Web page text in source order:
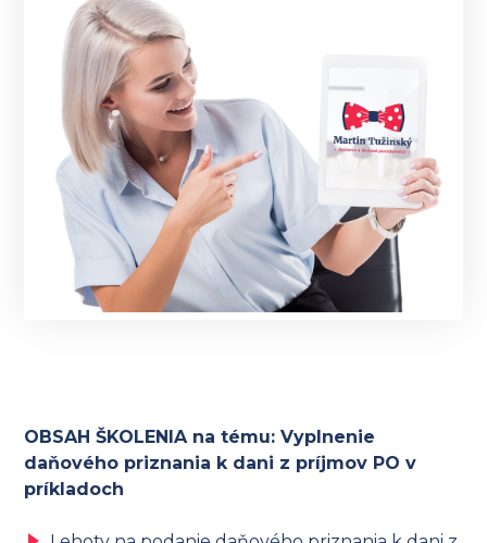
OBSAH ŠKOLENIA na tému: Vyplnenie
daňového priznania k dani z príjmov PO v
príkladoch